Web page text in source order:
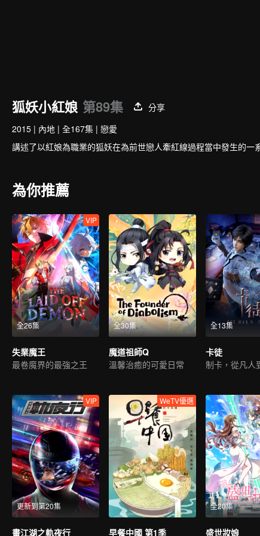
狐妖小紅娘 第89集
分享
2015 | 內地 | 全167集 | 戀愛
講述了以紅娘為職業的狐妖在為前世戀人牽紅線過程當中發生的一
為你推薦
全26集
VIP
失業魔王
最卷魔界的最強之王
全30集
魔道祖師Q
溫馨治癒的可愛日常
全13集
卡徒
制卡，從凡人
更新到第20集
VIP
畫江湖之軌夜行
WeTV優選
早餐中國 第1季
全20集
盛世妝娘